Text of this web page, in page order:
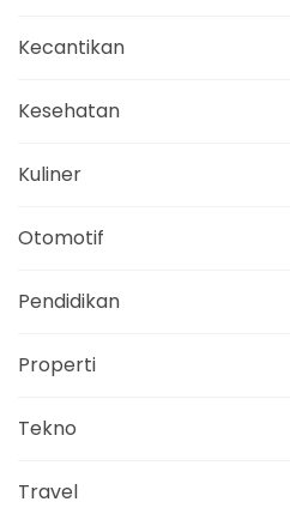
Kecantikan
Kesehatan
Kuliner
Otomotif
Pendidikan
Properti
Tekno
Travel